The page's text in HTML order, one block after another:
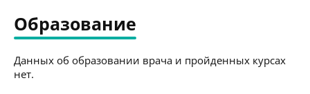
Образование
Данных об образовании врача и пройденных курсах
нет.